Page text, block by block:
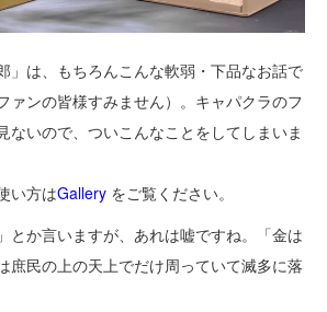
」は、もちろんこんな軟弱・下品なお話で
ァンの皆様すみません）。キャパクラのフ
ないので、ついこんなことをしてしまいま
い方はGallery をご覧ください。
とか言いますが、あれは嘘ですね。「金は
庶民の上の天上でだけ周っていて滅多に落